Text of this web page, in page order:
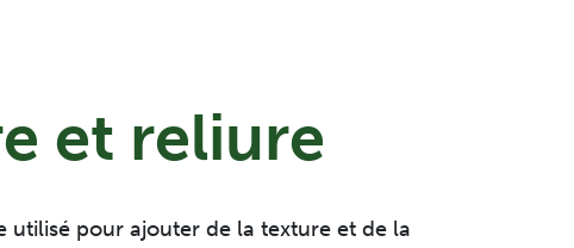
et reliure
utilisé pour ajouter de la texture et de la